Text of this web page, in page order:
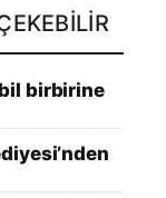
birbirine